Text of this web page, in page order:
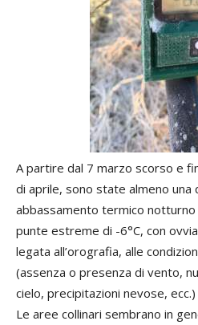
A partire dal 7 marzo scorso e
di aprile, sono state almeno una
abbassamento termico notturno
punte estreme di -6°C, con
legata all’orografia, alle
(assenza o presenza di vento,
cielo, precipitazioni nevose,
Le aree collinari sembrano in